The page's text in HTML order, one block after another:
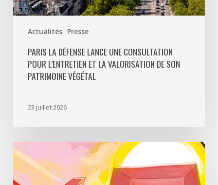
Actualités Presse
végétal
PARIS LA DÉFENSE LANCE UNE CONSULTATION
POUR L’ENTRETIEN ET LA VALORISATION DE SON
PATRIMOINE VÉGÉTAL
23 juillet 2026
Paris
La
Défense